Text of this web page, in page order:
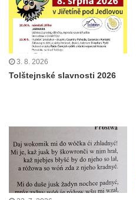
3. 8. 2026
Tolštejnské slavnosti 2026